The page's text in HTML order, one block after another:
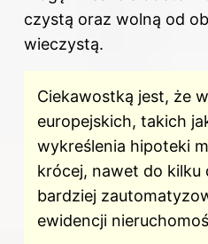
czystą oraz wolną od
wieczystą.
Ciekawostką jest, że
europejskich, takich
wykreślenia hipoteki
krócej, nawet do kilku
bardziej
ewidencji